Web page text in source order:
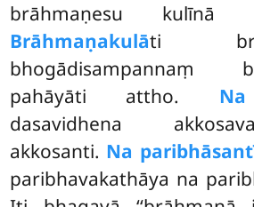
brāhmaṇesu kulīnā
Brāhmaṇakulāti
bhogādisampannaṃ
pahāyāti attho.
dasavidhena
akkosanti. Na
paribhavakathāya na